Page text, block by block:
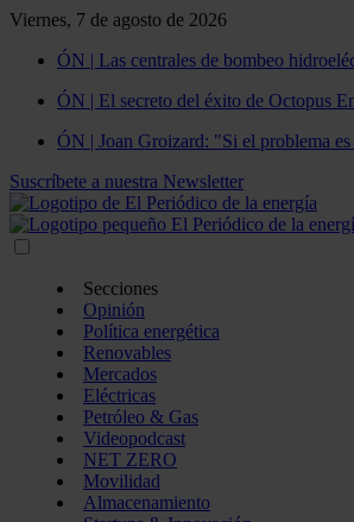
Viernes, 7 de agosto de 2026
ÓN | Las centrales de bombeo
ÓN | El secreto del éxito de Octopus
ÓN | Joan Groizard: "Si el problema
Suscríbete a nuestra Newsletter
Secciones
Opinión
Política energética
Renovables
Mercados
Eléctricas
Petróleo & Gas
Videopodcast
NET ZERO
Movilidad
Almacenamiento